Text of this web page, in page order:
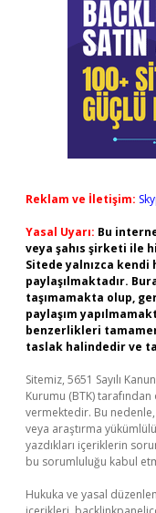
Reklam ve İletişim:
Yasal Uyarı: Bu
veya şahıs şirketi ile
Sitede yalnızca kendi
paylaşılmaktadır.
taşımamakta olup,
paylaşım
benzerlikleri
taslak halindedir ve
Sitemiz, 5651 Sayılı
Kurumu (BTK)
vermektedir. Bu
veya araştırma
yazdıkları içeriklerin
bu sorumluluğu kabul
Hukuka ve yasal